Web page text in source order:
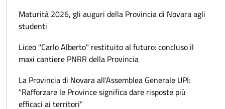
Maturità 2026, gli auguri della Provincia di Novara agli
studenti
Liceo "Carlo Alberto" restituito al futuro: concluso il
maxi cantiere PNRR della Provincia
La Provincia di Novara all'Assemblea Generale UPI:
"Rafforzare le Province significa dare risposte più
efficaci ai territori"